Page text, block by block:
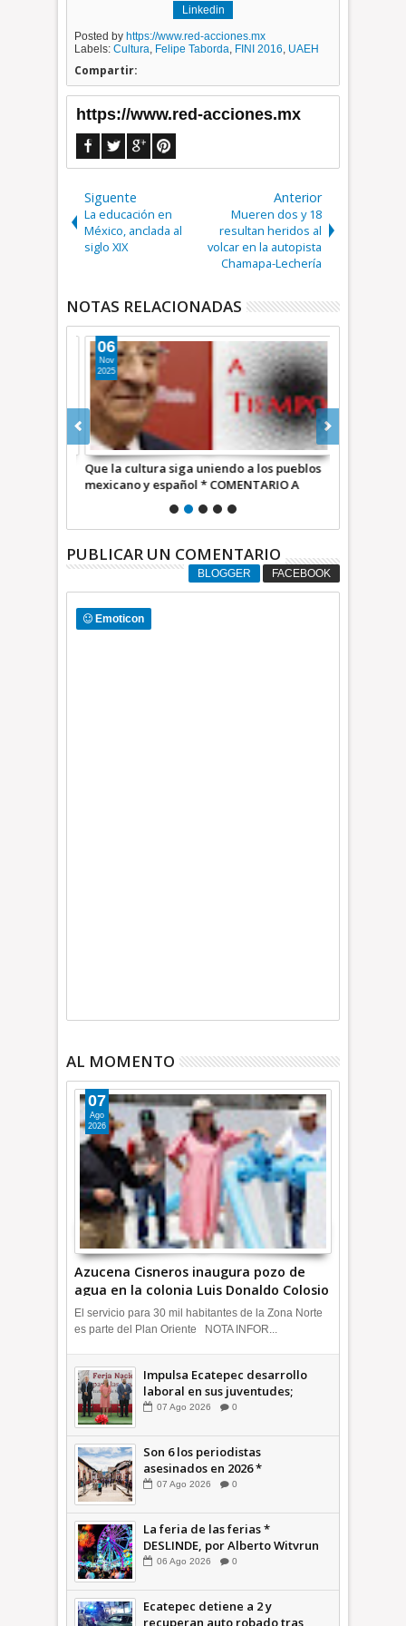
Linkedin
Posted by https://www.red-acciones.mx
Labels:Cultura, Felipe Taborda, FINI 2016, UAEH
Compartir:
https://www.red-acciones.mx
Siguente
La educación en
México, anclada al
siglo XIX
Anterior
Mueren dos y 18
resultan heridos al
volcar en la autopista
Chamapa-Lechería
NOTAS RELACIONADAS
Que la cultura siga uniendo a los pueblos
mexicano y español * COMENTARIO A
06
Nov
2025
PUBLICAR UN COMENTARIO
BLOGGER FACEBOOK
Emoticon
AL MOMENTO
Azucena Cisneros inaugura pozo de
agua en la colonia Luis Donaldo Colosio
+Video | INFORMATIVA
07
Ago
2026
El servicio para 30 mil habitantes de la Zona Norte
es parte del Plan Oriente NOTA INFOR...
Impulsa Ecatepec desarrollo
laboral en sus juventudes;
inauguran Feria de Empleo y
INFORMATIVA
07 Ago 2026 0
Son 6 los periodistas
asesinados en 2026 *
COMENTARIO A TIEMPO
07 Ago 2026 0
La feria de las ferias *
DESLINDE, por Alberto Witvrun
06 Ago 2026 0
Ecatepec detiene a 2 y
recuperan auto robado tras